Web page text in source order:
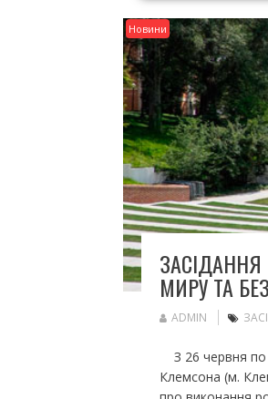
Новини
МИРУ ТА
ADMIN
З 26 червня по
Клемсона (м.